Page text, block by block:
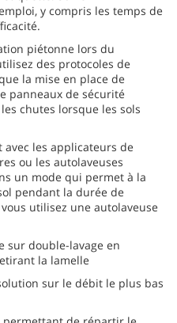
y compris les temps de
piétonne lors du
des protocoles de
la mise en place de
panneaux de sécurité
chutes lorsque les sols
les applicateurs de
ou les autolaveuses
un mode qui permet à la
pendant la durée de
utilisez une autolaveuse
sur double-lavage en
la lamelle
sur le débit le plus bas